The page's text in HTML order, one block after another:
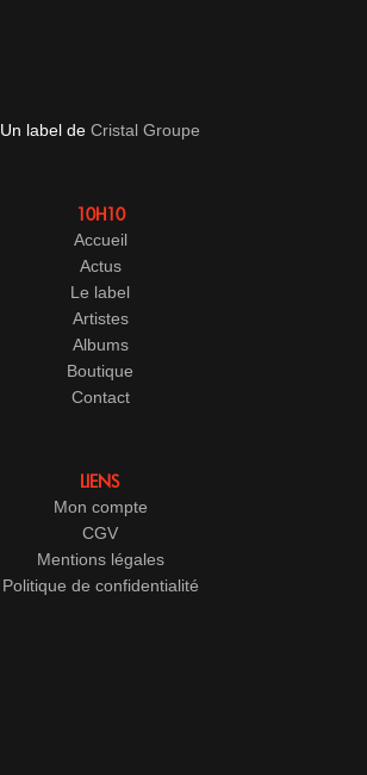
Un label de Cristal Groupe
10H10
Accueil
Actus
Le label
Artistes
Albums
Boutique
Contact
LIENS
Mon compte
CGV
Mentions légales
Politique de confidentialité